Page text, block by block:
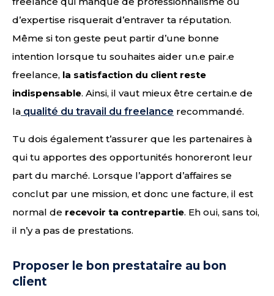
d’expertise risquerait d’entraver ta réputation.
Même si ton geste peut partir d’une bonne
intention lorsque tu souhaites aider un.e pair.e
freelance, la satisfaction du client reste
indispensable. Ainsi, il vaut mieux être certain.e de
la qualité du travail du freelance recommandé.
Tu dois également t’assurer que les partenaires à
qui tu apportes des opportunités honoreront leur
part du marché. Lorsque l’apport d’affaires se
conclut par une mission, et donc une facture, il est
normal de recevoir ta contrepartie. Eh oui, sans toi,
il n’y a pas de prestations.
Proposer le bon prestataire au bon
client